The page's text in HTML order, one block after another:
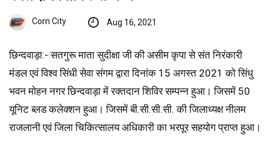
Corn City Aug 16, 2021
छिन्दवाड़ा:- सतगुरू माता सुदीक्षा जी की असीम कृपा से संत निरंकारी
मंडल एवं विश्व सिंधी सेवा संगम द्वारा दिनांक 15 अगस्त 2021 को सिंधु
भवन मोहन नगर छिन्दवाड़ा में रक्तदान शिविर सम्पन्न हुआ। जिसमें 50
यूनिट ब्लड कलेक्शन हुआ। जिसमें बी.सी.सी.सी. की जिलाध्यक्ष नीलम
राजलानी एवं जिला चिकित्सालय अधिकारी का भरपूर सहयोग प्राप्त हुआ।